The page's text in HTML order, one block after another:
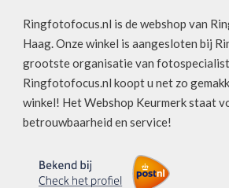
Ringfotofocus.nl is de webshop van
Haag. Onze winkel is aangesloten bij
grootste organisatie van
Ringfotofocus.nl koopt u net zo
winkel! Het Webshop Keurmerk staat
betrouwbaarheid en service!